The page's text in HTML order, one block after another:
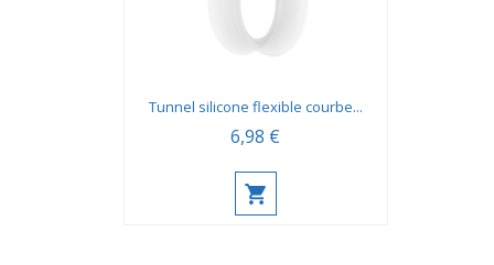
Tunnel silicone flexible courbe...
6,98 €